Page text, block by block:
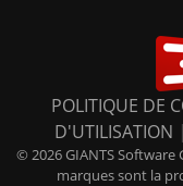
POLITIQUE DE
D'UTILISATION |
© 2026 GIANTS
marques sont la